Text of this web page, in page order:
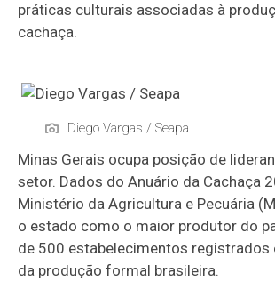
práticas culturais associadas à
cachaça.
Diego Vargas / Seapa
Minas Gerais ocupa posição de
setor. Dados do Anuário da Cachaça
Ministério da Agricultura e Pecuária
o estado como o maior produtor do
de 500 estabelecimentos registrados
da produção formal brasileira.